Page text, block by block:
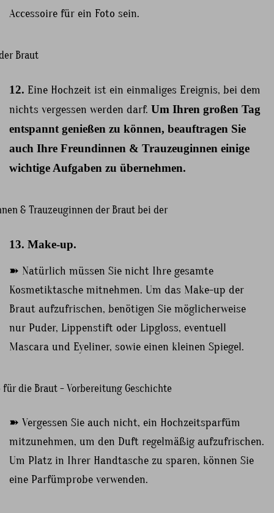
Accessoire für ein Foto sein.
12. Eine Hochzeit ist ein einmaliges Ereignis, bei dem
nichts vergessen werden darf. Um Ihren großen Tag
entspannt genießen zu können, beauftragen Sie
auch Ihre Freundinnen & Trauzeuginnen einige
wichtige Aufgaben zu übernehmen.
13. Make-up.
➽ Natürlich müssen Sie nicht Ihre gesamte
Kosmetiktasche mitnehmen. Um das Make-up der
Braut aufzufrischen, benötigen Sie möglicherweise
nur Puder, Lippenstift oder Lipgloss, eventuell
Mascara und Eyeliner, sowie einen kleinen Spiegel.
➽ Vergessen Sie auch nicht, ein Hochzeitsparfüm
mitzunehmen, um den Duft regelmäßig aufzufrischen.
Um Platz in Ihrer Handtasche zu sparen, können Sie
eine Parfümprobe verwenden.